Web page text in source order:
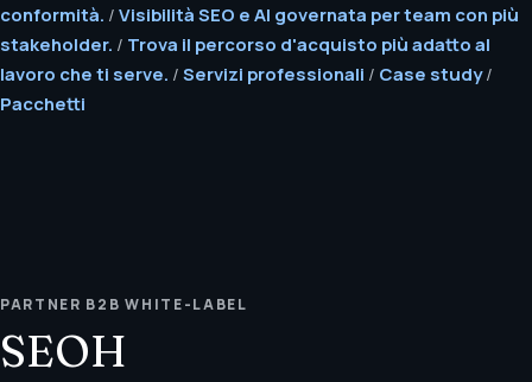
conformità. / Visibilità SEO e AI governata per team con più
stakeholder. / Trova il percorso d'acquisto più adatto al
lavoro che ti serve. / Servizi professionali / Case study/
Pacchetti
PARTNER B2B WHITE-LABEL
SEOH